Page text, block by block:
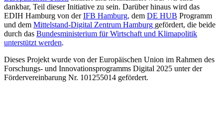
dankbar, Teil dieser Initiative zu sein. Darüber hinaus wird das
EDIH Hamburg von derIFB Hamburg, dem DE HUB Programm
und dem Mittelstand-Digital Zentrum Hamburg gefördert, die beide
durch das Bundesministerium für Wirtschaft und Klimapolitik
unterstützt werden.
Dieses Projekt wurde von der Europäischen Union im Rahmen des
Forschungs- und Innovationsprogramms Digital 2025 unter der
Fördervereinbarung Nr. 101255014 gefördert.